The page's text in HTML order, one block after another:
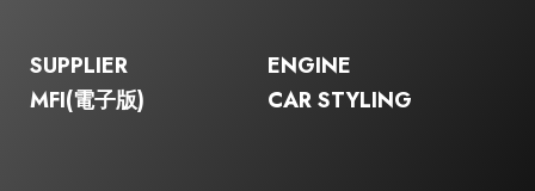
SUPPLIER
ENGINE
MFI(電子版)
CAR STYLING